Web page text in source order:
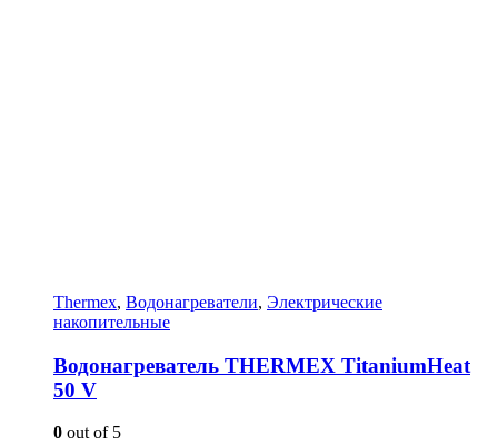
Thermex, Водонагреватели, Электрические
накопительные
Водонагреватель THERMEX TitaniumHeat
50 V
0 out of 5